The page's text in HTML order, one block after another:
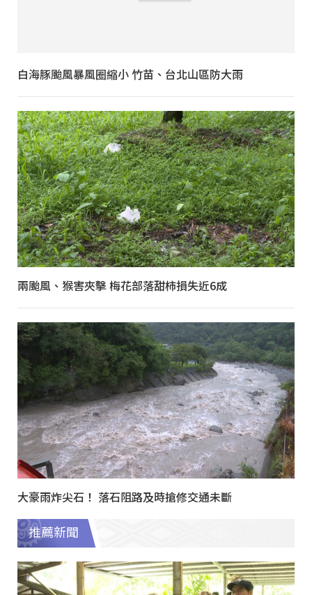
白海豚颱風暴風圈縮小 竹苗、台北山區防大雨
兩颱風、猴害夾擊 梅花部落甜柿損失近6成
大豪雨炸尖石！ 落石阻路及時搶修交通未斷
推薦新聞